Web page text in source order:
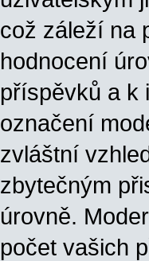
což záleží na
hodnocení
příspěvků a k
označení
zvláštní
zbytečným
úrovně.
počet vašich